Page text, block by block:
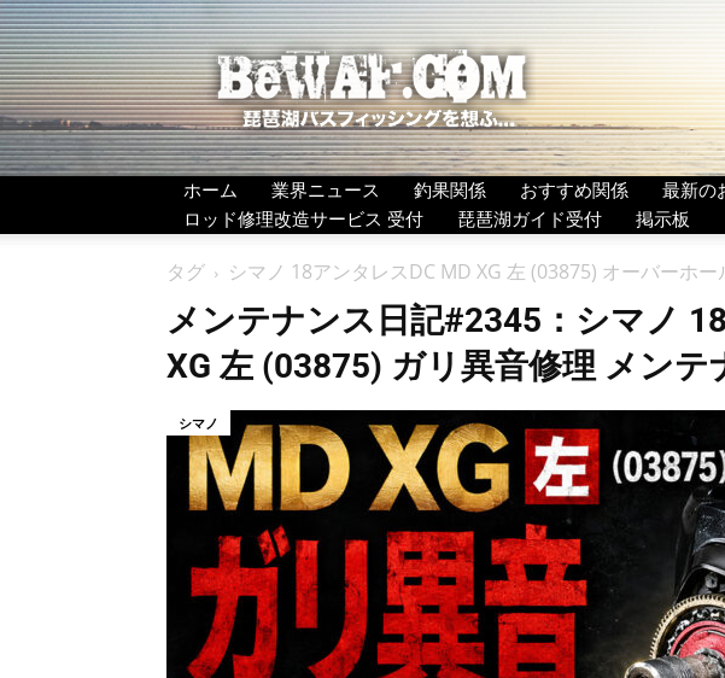
BeWAF
(ビ
ワ
エ
フ）
ホーム 業界ニュース 釣果関係 おすすめ関係 最新の
ロッド修理改造サービス 受付
琵琶湖ガイド受付 掲示板
タグ シマノ 18アンタレスDC MD XG 左 (03875) オーバーホー
メンテナンス日記#2345：シマノ
XG 左 (03875) ガリ異音修理 メンテ
シマノ